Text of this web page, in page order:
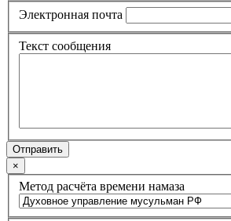
Электронная почта
Текст сообщения
Отправить
×
Метод расчёта времени намаза